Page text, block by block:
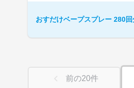
おすだけベープスプレー 280回
前の20件